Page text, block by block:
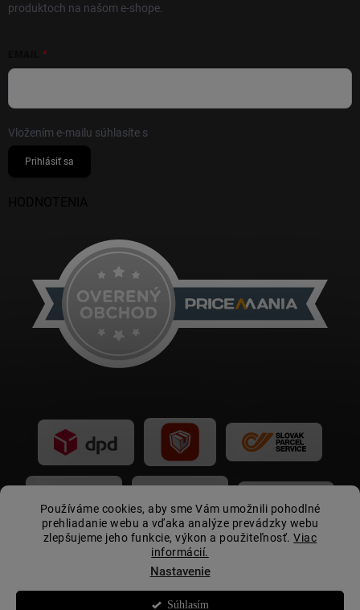
Používáme cookies, aby sme Vám umožnili pohodlné
prehliadanie webu a vďaka analýze prevádzky webu
zlepšujeme jeho funkcie, výkon a použiteľnosť.Viac
informácií.
Nastavenie
Súhlasím
produktoch na našom e-shope.
Vložením e-mailu súhlasíte s
Prihlásiť sa